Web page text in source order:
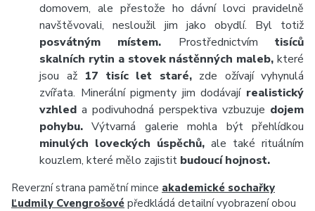
domovem, ale přestože ho dávní lovci pravidelně
navštěvovali, nesloužil jim jako obydlí. Byl totiž
posvátným místem. Prostřednictvímtisíců
skalních rytin a stovek nástěnných maleb, které
jsou až 17 tisíc let staré,zde ožívají vyhynulá
zvířata. Minerální pigmenty jim dodávají realistický
vzhled a podivuhodná perspektiva vzbuzuje dojem
pohybu. Výtvarná galerie mohla být přehlídkou
minulých loveckých úspěchů, ale také rituálním
kouzlem, které mělo zajistit budoucí hojnost.
Reverzní strana pamětní mince akademické sochařky
Ľudmily Cvengrošové předkládá detailní vyobrazení obou